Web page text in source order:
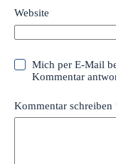
Website
Mich per E-Mail
Kommentar
Kommentar schreiben